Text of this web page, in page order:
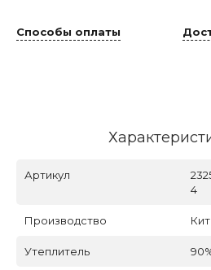
Способы оплаты
Артикул
4
Производство
Утеплитель